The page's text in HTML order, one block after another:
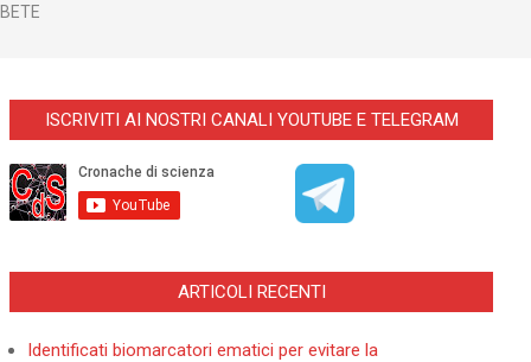
ISCRIVITI AI NOSTRI CANALI YOUTUBE E TELEGRAM
ARTICOLI RECENTI
Identificati biomarcatori ematici per evitare la